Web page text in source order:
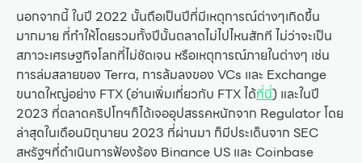
นอกจากนี้ ในปี 2022 นั้นถือเป็นปีที่มีเหตุการณ์ต่างๆเกิดขึ้น
มากมาย ที่ทำให้โดยรวมทั้งปีนั้นตลาดไม่ไปไหนสักที ไม่ว่าจะเป็น
สภาวะเศรษฐกิจโลกที่ไม่ชัดเจน หรือเหตุการณ์ภายในต่างๆ เช่น
การล่มสลายของ Terra, การล้มลงของ VCs และ Exchange
ขนาดใหญ่อย่าง FTX (อ่านเพิ่มเกี่ยวกับ FTX ได้ที่นี่) และในปี
2023 ที่ตลาดคริปโทฯก็ได้เจออุปสรรคหนักจาก Regulator โดย
ล่าสุดในเดือนมิถุนายน 2023 ที่ผ่านมา ก็มีประเด็นจาก SEC
สหรัฐฯที่ดำเนินการฟ้องร้อง Binance US และ Coinbase